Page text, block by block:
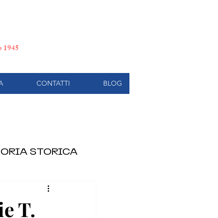
1945
CONTATTI BLOG
STORICA
T.